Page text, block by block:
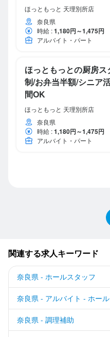
ほっともっと 天理別所店
奈良県
時給 :1,180円～1,475円
アルバイト・パート
ほっともっとの厨房
制/お弁当半額/シニア
間OK
ほっともっと 天理別所店
奈良県
時給 :1,180円～1,475円
アルバイト・パート
関連する求人キーワード
奈良県 - ホールスタッフ
奈良県 - アルバイト - ホー
奈良県 - 調理補助